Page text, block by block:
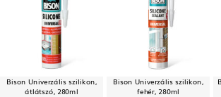
Bison Univerzális szilikon,
átlátszó, 280ml
Bison Univerzális szilikon,
fehér, 280ml